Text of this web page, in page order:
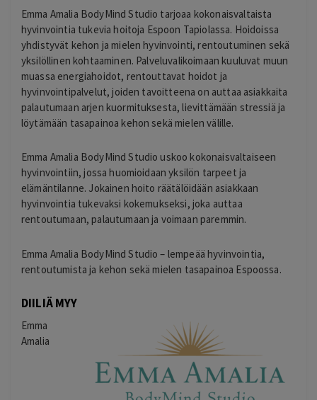
Emma Amalia BodyMind Studio tarjoaa kokonaisvaltaista
hyvinvointia tukevia hoitoja Espoon Tapiolassa. Hoidoissa
yhdistyvät kehon ja mielen hyvinvointi, rentoutuminen sekä
yksilöllinen kohtaaminen. Palveluvalikoimaan kuuluvat muun
muassa energiahoidot, rentouttavat hoidot ja
hyvinvointipalvelut, joiden tavoitteena on auttaa asiakkaita
palautumaan arjen kuormituksesta, lievittämään stressiä ja
löytämään tasapainoa kehon sekä mielen välille.
Emma Amalia BodyMind Studio uskoo kokonaisvaltaiseen
hyvinvointiin, jossa huomioidaan yksilön tarpeet ja
elämäntilanne. Jokainen hoito räätälöidään asiakkaan
hyvinvointia tukevaksi kokemukseksi, joka auttaa
rentoutumaan, palautumaan ja voimaan paremmin.
Emma Amalia BodyMind Studio – lempeää hyvinvointia,
rentoutumista ja kehon sekä mielen tasapainoa Espoossa.
DIILIÄ MYY
Emma
Amalia